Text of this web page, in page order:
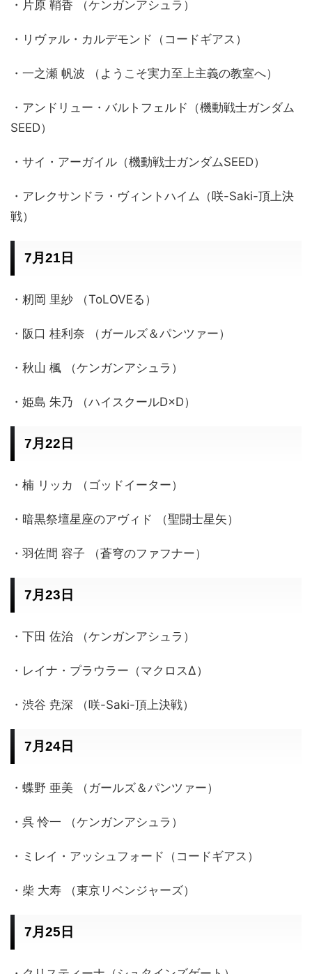
・片原 鞘香 （ケンガンアシュラ）
・リヴァル・カルデモンド（コードギアス）
・一之瀬 帆波 （ようこそ実力至上主義の教室へ）
・アンドリュー・バルトフェルド（機動戦士ガンダム
SEED）
・サイ・アーガイル（機動戦士ガンダムSEED）
・アレクサンドラ・ヴィントハイム（咲-Saki-頂上決
戦）
7月21日
・籾岡 里紗 （ToLOVEる）
・阪口 桂利奈 （ガールズ＆パンツァー）
・秋山 楓 （ケンガンアシュラ）
・姫島 朱乃 （ハイスクールD×D）
7月22日
・楠 リッカ （ゴッドイーター）
・暗黒祭壇星座のアヴィド （聖闘士星矢）
・羽佐間 容子 （蒼穹のファフナー）
7月23日
・下田 佐治 （ケンガンアシュラ）
・レイナ・プラウラー（マクロスΔ）
・渋谷 尭深 （咲-Saki-頂上決戦）
7月24日
・蝶野 亜美 （ガールズ＆パンツァー）
・呉 怜一 （ケンガンアシュラ）
・ミレイ・アッシュフォード（コードギアス）
・柴 大寿 （東京リベンジャーズ）
7月25日